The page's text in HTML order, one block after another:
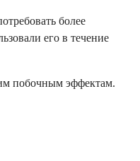
более
его в течение
побочным эффектам.